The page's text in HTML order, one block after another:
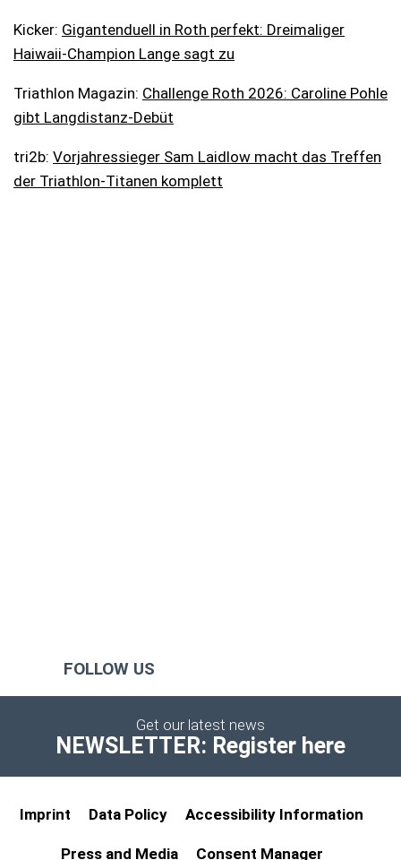
Kicker: Gigantenduell in Roth perfekt: Dreimaliger
Haiwaii-Champion Lange sagt zu
Triathlon Magazin: Challenge Roth 2026: Caroline Pohle
gibt Langdistanz-Debüt
tri2b: Vorjahressieger Sam Laidlow macht das Treffen
der Triathlon-Titanen komplett
FOLLOW US
Get our latest news
NEWSLETTER: Register here
Imprint Data Policy Accessibility Information
Press and Media Consent Manager